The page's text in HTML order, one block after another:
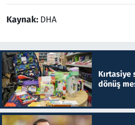
Kaynak: DHA
Kırtasiye
dönüş